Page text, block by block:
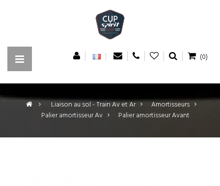
(0)
> Liaison au sol - Train Av et Ar >
Amortisseurs
Palier amortisseur Av > Palier amortisseur Avant